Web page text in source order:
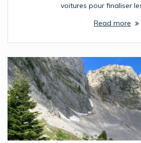
voitures pour finaliser
Read more